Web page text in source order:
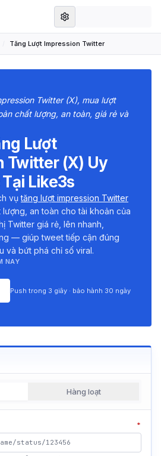
Tăng Lượt Impression Twitter
Twitter (X), mua lượt
chất lượng, an toàn, giá rẻ và
Lượt
Twitter (X) Uy
Tại Like3s
vụtăng lượt impression Twitter
an toàn cho tài khoản của
Twitter giá rẻ, lên nhanh,
— giúp tweet tiếp cận đúng
và bứt phá chỉ số viral.
NAY
Push trong 3 giây · bảo hành 30 ngày
Hàng loạt
*